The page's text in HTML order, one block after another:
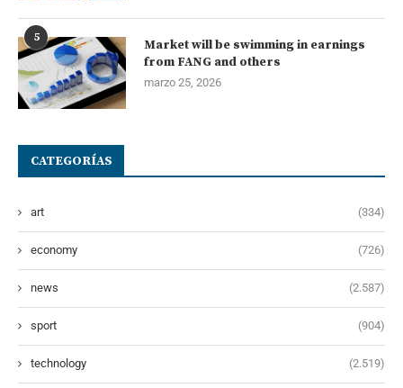
5
Market will be swimming in earnings
from FANG and others
marzo 25, 2026
CATEGORÍAS
art (334)
economy (726)
news (2.587)
sport (904)
technology (2.519)